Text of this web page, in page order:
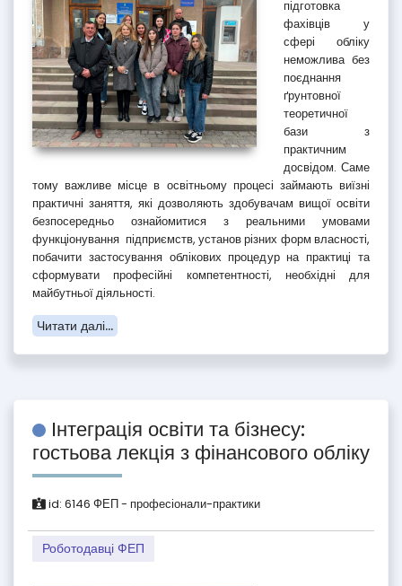
підготовка
фахівців у
сфері обліку
неможлива без
поєднання
ґрунтовної
теоретичної
бази з
практичним
досвідом. Саме
тому важливе місце в освітньому процесі займають виїзні
практичні заняття, які дозволяють здобувачам вищої освіти
безпосередньо ознайомитися з реальними умовами
функціонування підприємств, установ різних форм власності,
побачити застосування облікових процедур на практиці та
сформувати професійні компетентності, необхідні для
майбутньої діяльності.
Читати далі...
Інтеграція освіти та бізнесу:
гостьова лекція з фінансового обліку
id: 6146 ФЕП - професіонали-практики
Роботодавці ФЕП